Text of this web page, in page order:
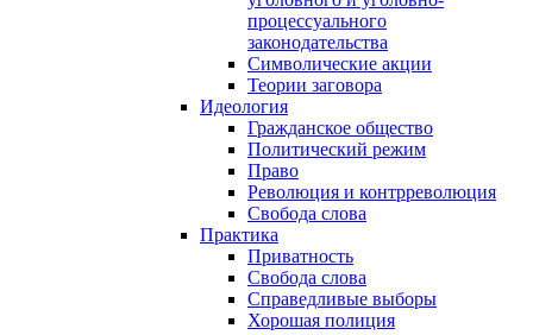
процессуального
законодательства
Символические акции
Теории заговора
Идеология
Гражданское общество
Политический режим
Право
Революция и контрреволюция
Свобода слова
Практика
Приватность
Свобода слова
Справедливые выборы
Хорошая полиция